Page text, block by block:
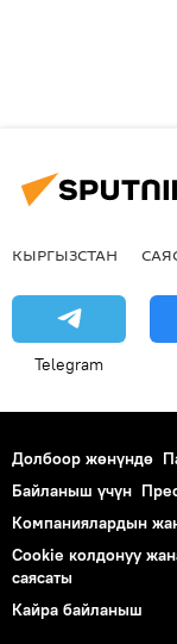
КЫРГЫЗСТАН
Telegram
Долбоор жөнүндө
Байланыш үчүн
Компаниялардын
Cookie колдонуу
саясаты
Кайра байланыш